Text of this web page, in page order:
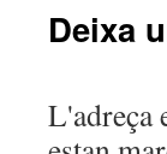
Deixa
L'adreça